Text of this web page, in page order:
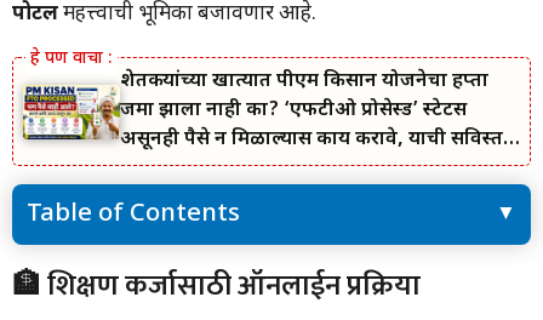
पोर्टलमहत्त्वाची भूमिका बजावणार आहे.
शेतकऱ्यांच्या खात्यात पीएम किसान योजनेचा हप्ता
जमा झाला नाही का? ‘एफटीओ प्रोसेस्ड’ स्टेटस
असूनही पैसे न मिळाल्यास काय करावे, याची सविस्तर
माहिती जाणून घ्या.
Table of Contents
🏦 शिक्षण कर्जासाठी ऑनलाईन प्रक्रिया
💰 शिक्षण कर्जावर किती व्याजदर?
🏦 शिक्षण कर्जासाठी ऑनलाईन प्रक्रिया